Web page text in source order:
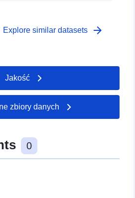
Explore similar datasets arrow_forward
Jakość
zbiory danych
0